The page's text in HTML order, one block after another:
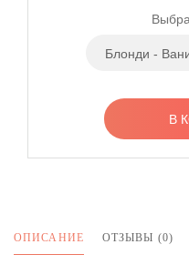
Блонди -
В
ОПИСАНИЕ ОТЗЫВЫ (0)